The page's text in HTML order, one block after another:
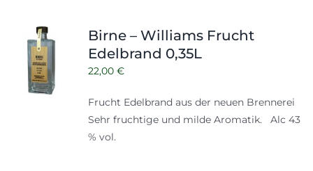
Birne – Williams Frucht
Edelbrand 0,35L
22,00 €
Frucht Edelbrand aus der neuen Brennerei
Sehr fruchtige und milde Aromatik. Alc 43
% vol.